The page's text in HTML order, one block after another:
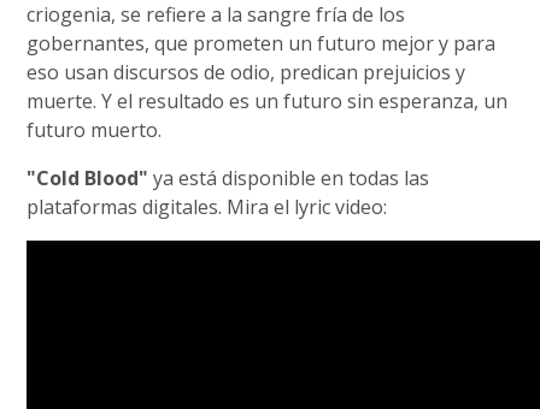
criogenia, se refiere a la sangre fría de los
gobernantes, que prometen un futuro mejor y para
eso usan discursos de odio, predican prejuicios y
muerte. Y el resultado es un futuro sin esperanza, un
futuro muerto.
"Cold Blood" ya está disponible en todas las
plataformas digitales. Mira el lyric video: